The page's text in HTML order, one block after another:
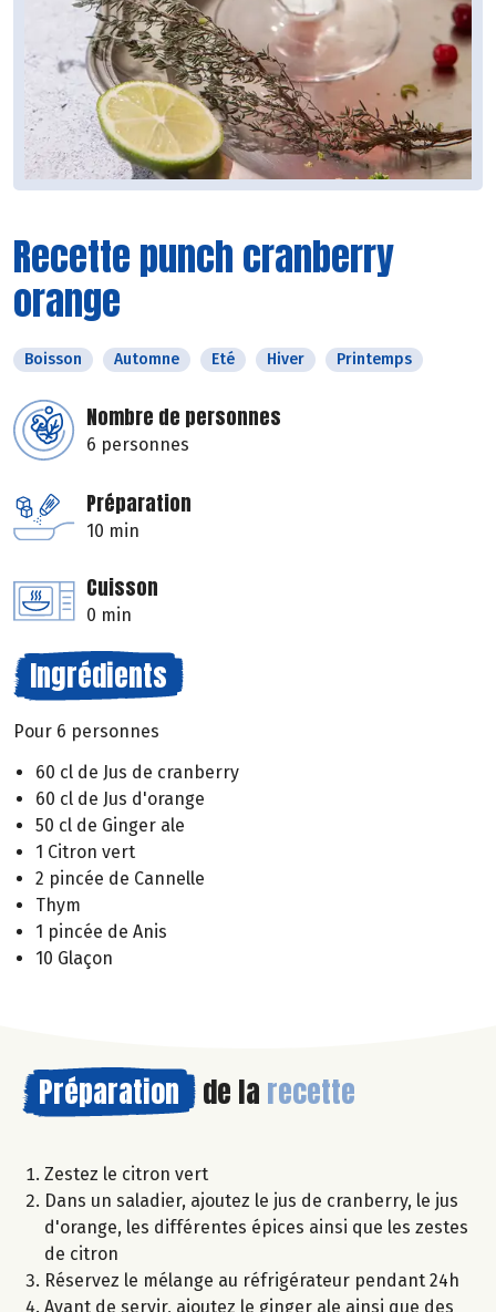
Recette punch cranberry
orange
Boisson Automne Eté Hiver Printemps
Nombre de personnes
6 personnes
Préparation
10 min
Cuisson
0 min
Ingrédients
Pour 6 personnes
60 cl de Jus de cranberry
60 cl de Jus d'orange
50 cl de Ginger ale
1 Citron vert
2 pincée de Cannelle
Thym
1 pincée de Anis
10 Glaçon
Préparation de la recette
Zestez le citron vert
Dans un saladier, ajoutez le jus de cranberry, le jus
d'orange, les différentes épices ainsi que les zestes
de citron
Réservez le mélange au réfrigérateur pendant 24h
Avant de servir, ajoutez le ginger ale ainsi que des